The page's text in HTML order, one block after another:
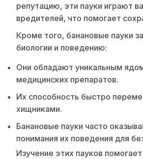
репутацию, эти пауки играют
вредителей, что помогает
Кроме того, банановые пауки
биологии и поведению:
Они обладают уникальным
медицинских препаратов.
Их способность быстро
хищниками.
Банановые пауки часто
понимания их поведения для
Изучение этих пауков